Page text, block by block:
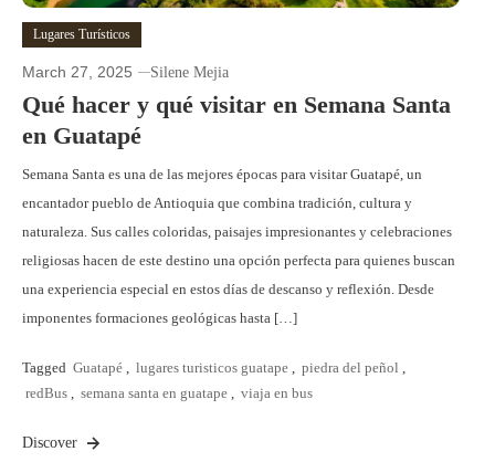
Lugares Turísticos
March 27, 2025 Silene Mejia
Qué hacer y qué visitar en Semana Santa
en Guatapé
Semana Santa es una de las mejores épocas para visitar Guatapé, un
encantador pueblo de Antioquia que combina tradición, cultura y
naturaleza. Sus calles coloridas, paisajes impresionantes y celebraciones
religiosas hacen de este destino una opción perfecta para quienes buscan
una experiencia especial en estos días de descanso y reflexión. Desde
imponentes formaciones geológicas hasta […]
Tagged Guatapé , lugares turisticos guatape , piedra del peñol ,
redBus , semana santa en guatape , viaja en bus
Discover